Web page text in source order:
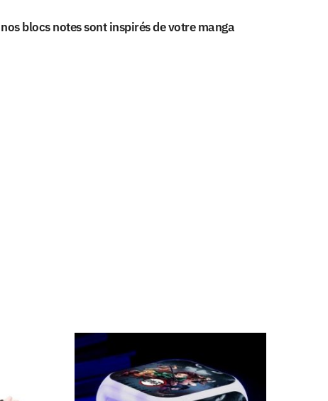
blocs notes sont inspirés de votre manga